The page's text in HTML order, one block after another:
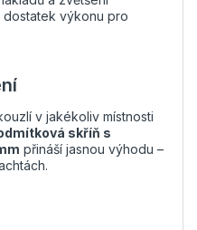
výkonu pro
v jakékoliv místnosti
skříň s
přináší jasnou výhodu –